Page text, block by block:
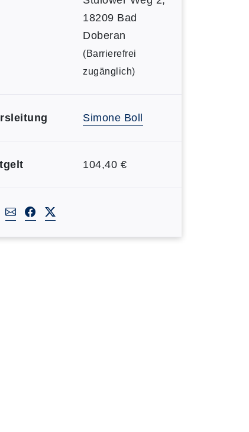
18209 Bad
Doberan
(Barrierefrei
zugänglich)
Simone Boll
104,40 €